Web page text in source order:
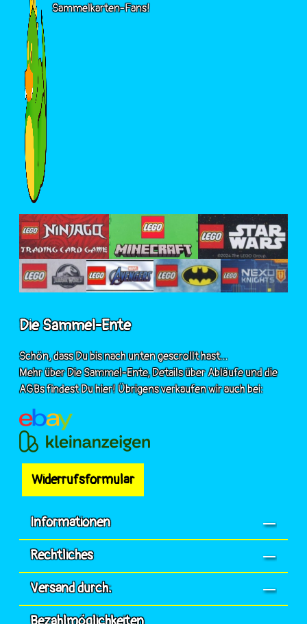
Sammelkarten-Fans!
Die Sammel-Ente
Schön, dass Du bis nach unten gescrollt hast...
Mehr über Die Sammel-Ente, Details über Abläufe und die
AGBs findest Du hier! Übrigens verkaufen wir auch bei:
Widerrufsformular
Informationen
Rechtliches
Versand durch: